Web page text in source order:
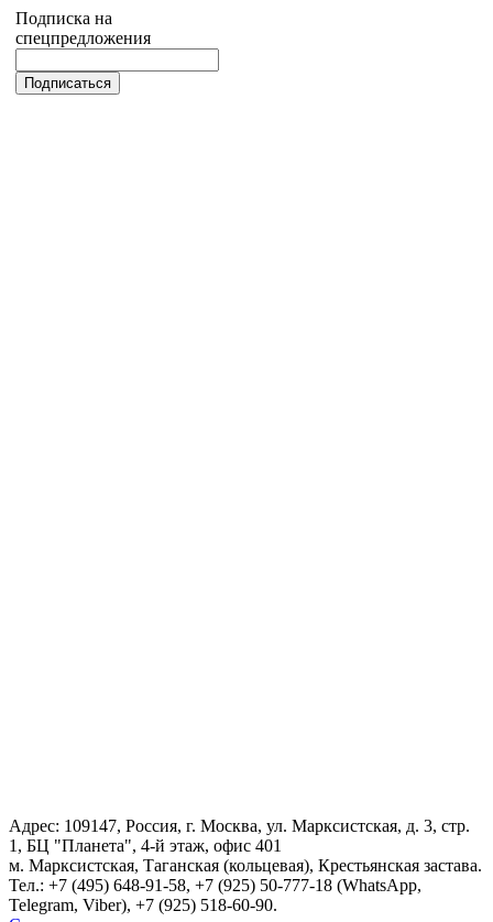
Подписка на
спецпредложения
Адрес: 109147, Россия, г. Москва, ул. Марксистская, д. 3, стр.
1, БЦ "Планета", 4-й этаж, офис 401
м. Марксистская, Таганская (кольцевая), Крестьянская застава.
Тел.: +7 (495) 648-91-58, +7 (925) 50-777-18 (WhatsApp,
Telegram, Viber), +7 (925) 518-60-90.